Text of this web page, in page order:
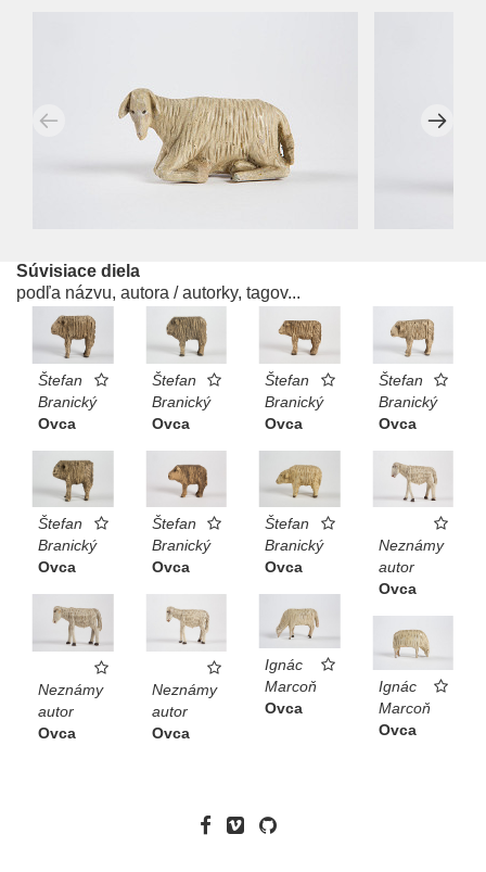
Súvisiace diela
podľa názvu, autora / autorky, tagov...
Štefan
Branický
Ovca
Štefan
Branický
Ovca
Štefan
Branický
Ovca
Štefan
Branický
Ovca
Štefan
Branický
Ovca
Štefan
Branický
Ovca
Štefan
Branický
Ovca
Neznámy
autor
Ovca
Neznámy
autor
Ovca
Neznámy
autor
Ovca
Ignác
Marcoň
Ovca
Ignác
Marcoň
Ovca